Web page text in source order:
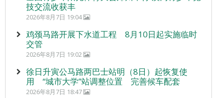
技交流收获丰
2026年8月7日 19:04
鸡颈马路开展下水道工程 8月10日起实施临时
交管
2026年8月7日 19:02
徐日升寅公马路两巴士站明（8日）起恢复使
用 “城市大学”站调整位置 完善候车配套
2026年8月7日 18:47